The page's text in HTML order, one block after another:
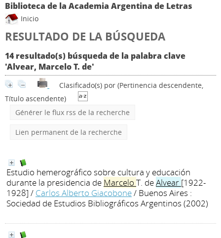
Biblioteca de la Academia Argentina de Letras
Inicio
RESULTADO DE LA BÚSQUEDA
14 resultado(s) búsqueda de la palabra clave
'Alvear, Marcelo T. de'
Clasificado(s) por (Pertinencia descendente,
Título ascendente)
Générer le flux rss de la recherche
Lien permanent de la recherche
Estudio hemerográfico sobre cultura y educación
durante la presidencia de Marcelo T. deAlvear [1922-
1928] / Carlos Alberto Giacobone/ Buenos Aires :
Sociedad de Estudios Bibliográficos Argentinos (2002)